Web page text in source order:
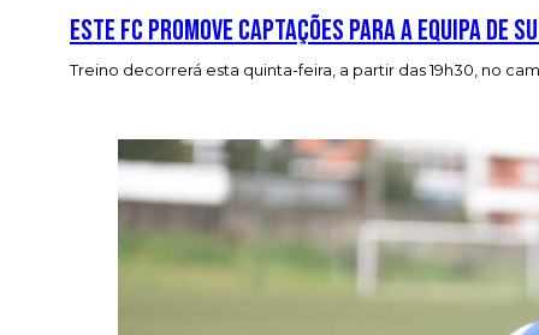
Este FC promove captações para a equipa de
Treino decorrerá esta quinta-feira, a partir das 19h30, no